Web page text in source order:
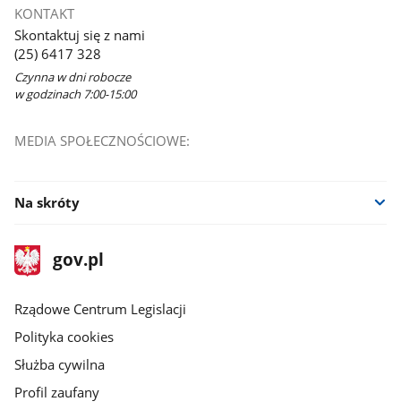
KONTAKT
Skontaktuj się z nami
(25) 6417 328
Czynna w dni robocze
w godzinach 7:00-15:00
MEDIA SPOŁECZNOŚCIOWE:
Na skróty
stopka
gov.plStrona
gov.pl
Rządowe Centrum Legislacji
Polityka cookies
Służba cywilna
Profil zaufany